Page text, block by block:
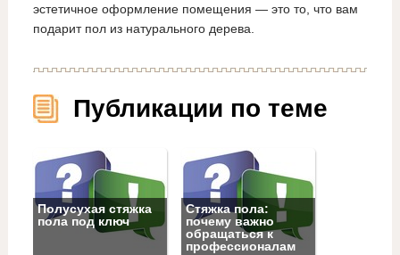
эстетичное оформление помещения — это то, что вам
подарит пол из натурального дерева.
Публикации по теме
Полусухая стяжка
пола под ключ
Стяжка пола:
почему важно
обращаться к
профессионалам